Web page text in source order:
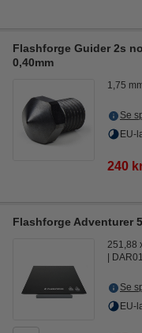
Flashforge Guider 2s
0,40mm
1,75
Se
EU-
240
Flashforge Adventurer
251,88
Se
EU-